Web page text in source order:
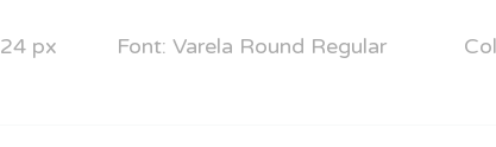
24 px Font: Varela Round Regular